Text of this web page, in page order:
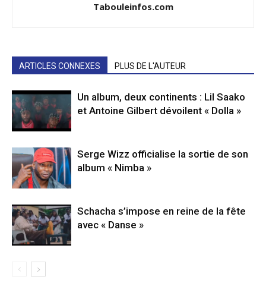
Tabouleinfos.com
ARTICLES CONNEXES PLUS DE L'AUTEUR
Un album, deux continents : Lil Saako
et Antoine Gilbert dévoilent « Dolla »
Serge Wizz officialise la sortie de son
album « Nimba »
Schacha s’impose en reine de la fête
avec « Danse »